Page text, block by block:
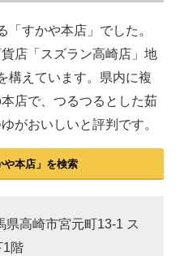
すかや本店」でした。
店「スズラン高崎店」地
構えています。県内に複
店で、つるつるとした茹
がおいしいと評判です。
や本店」を検索
県高崎市宮元町13-1 ス
1階